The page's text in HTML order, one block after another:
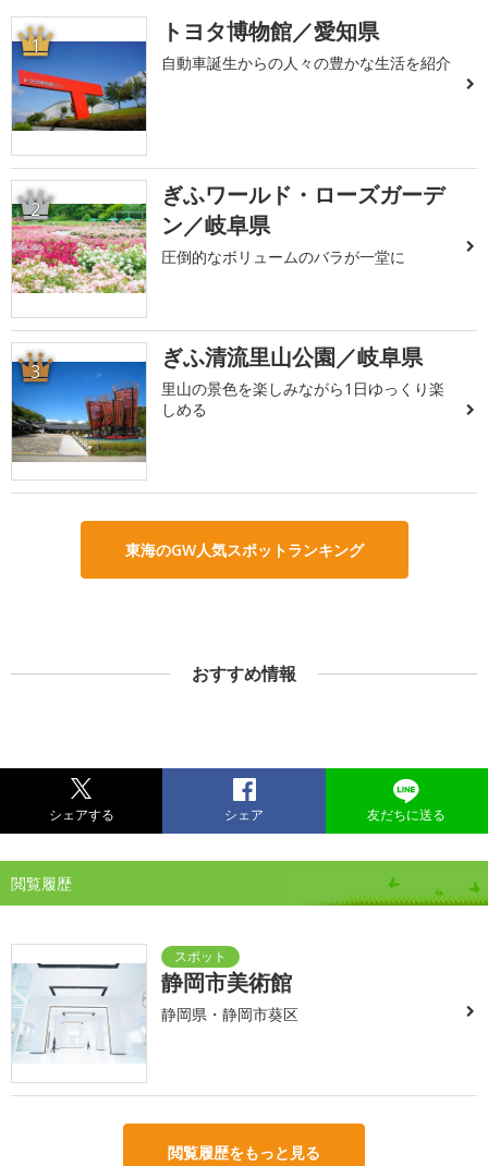
1 トヨタ博物館／愛知県
自動車誕生からの人々の豊かな生活を紹介
2
ぎふワールド・ローズガーデ
ン／岐阜県
圧倒的なボリュームのバラが一堂に
3 ぎふ清流里山公園／岐阜県
里山の景色を楽しみながら1日ゆっくり楽
しめる
東海のGW人気スポットランキング
おすすめ情報
シェアする シェア 友だちに送る
閲覧履歴
静岡市美術館
静岡県・静岡市葵区
閲覧履歴をもっと見る